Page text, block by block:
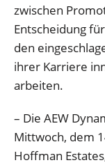
zwischen
Entscheidung
den
ihrer Karriere
arbeiten.
– Die AEW
Mittwoch, dem
Hoffman